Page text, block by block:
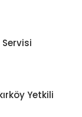
Yetkili